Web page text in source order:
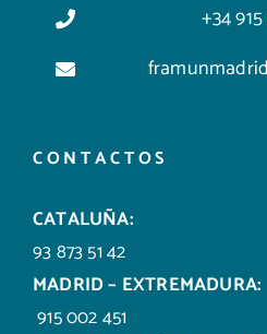
+34
CONTACTOS
CATALUÑA:
93 873 51 42
MADRID – EXTREMADURA:
915 002 451